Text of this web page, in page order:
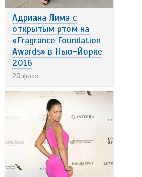
Адриана Лима с
открытым ртом на
«Fragrance Foundation
Awards» в Нью-Йорке
2016
20 фото